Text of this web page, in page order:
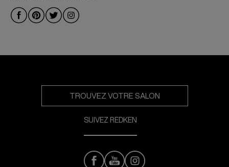
TROUVEZ VOTRE SALON
SUIVEZ REDKEN